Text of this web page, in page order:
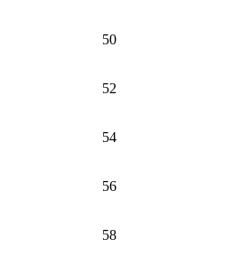
50
52
54
56
58